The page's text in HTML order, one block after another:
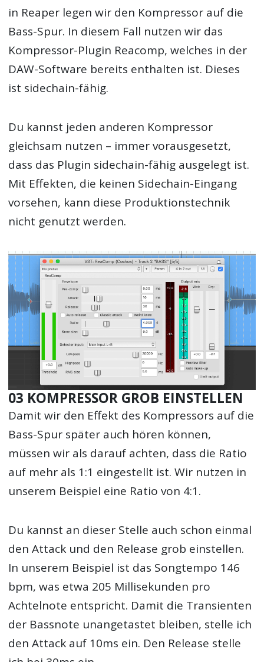
in Reaper legen wir den Kompressor auf die
Bass-Spur. In diesem Fall nutzen wir das
Kompressor-Plugin Reacomp, welches in der
DAW-Software bereits enthalten ist. Dieses
ist sidechain-fähig.
Du kannst jeden anderen Kompressor
gleichsam nutzen – immer vorausgesetzt,
dass das Plugin sidechain-fähig ausgelegt ist.
Mit Effekten, die keinen Sidechain-Eingang
vorsehen, kann diese Produktionstechnik
nicht genutzt werden.
03 KOMPRESSOR GROB EINSTELLEN
Damit wir den Effekt des Kompressors auf die
Bass-Spur später auch hören können,
müssen wir als darauf achten, dass die Ratio
auf mehr als 1:1 eingestellt ist. Wir nutzen in
unserem Beispiel eine Ratio von 4:1.
Du kannst an dieser Stelle auch schon einmal
den Attack und den Release grob einstellen.
In unserem Beispiel ist das Songtempo 146
bpm, was etwa 205 Millisekunden pro
Achtelnote entspricht. Damit die Transienten
der Bassnote unangetastet bleiben, stelle ich
den Attack auf 10ms ein. Den Release stelle